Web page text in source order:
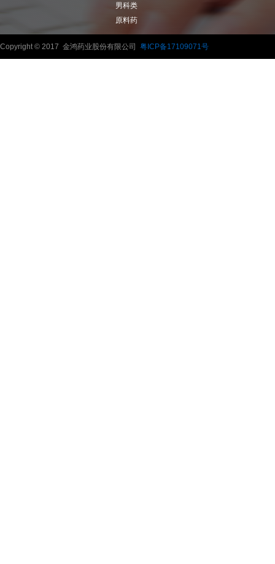
男科类
原料药
Copyright © 2017 金鸿药业股份有限公司 粤ICP备17109071号